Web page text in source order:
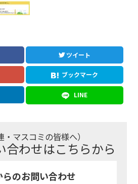
ツイート
ブックマーク
LINE
・マスコミの皆様へ）
合わせはこちらから
らのお問い合わせ